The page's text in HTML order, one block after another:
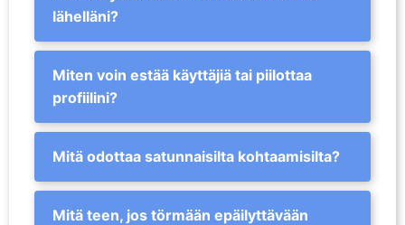
lähelläni?
Miten voin estää käyttäjiä tai piilottaa
profiilini?
Mitä odottaa satunnaisilta kohtaamisilta?
Mitä teen, jos törmään epäilyttävään